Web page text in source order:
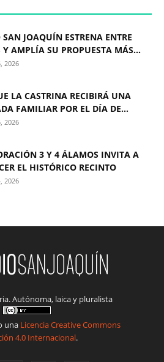
SAN JOAQUÍN ESTRENA ENTRE
Y AMPLÍA SU PROPUESTA MÁS...
2026
LA CASTRINA RECIBIRÁ UNA
FAMILIAR POR EL DÍA DE...
2026
3 Y 4 ÁLAMOS INVITA A
EL HISTÓRICO RECINTO
2026
Autónoma, laica y pluralista
una Licencia Creative Commons
4.0 Internacional.